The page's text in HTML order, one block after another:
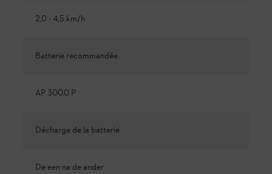
2,0 - 4,5 km/h
Batterie recommandée
AP 300.0 P
Décharge de la batterie
De een na de ander